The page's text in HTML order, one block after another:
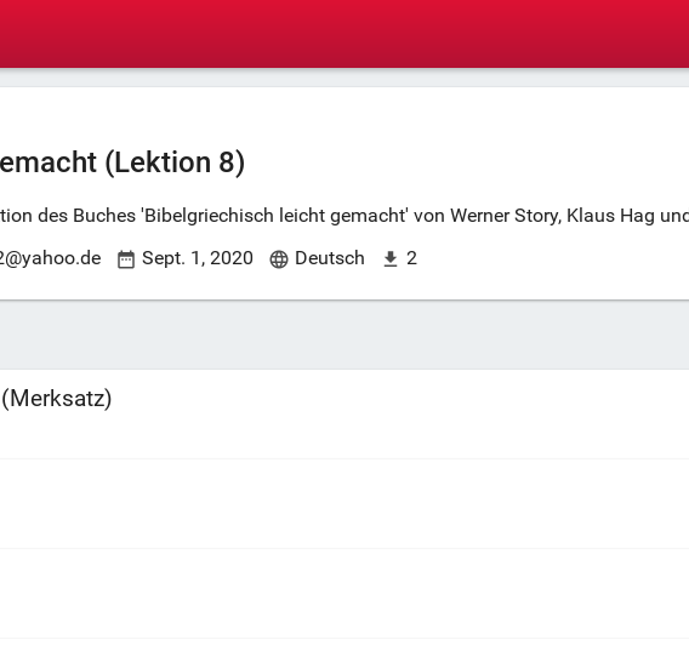
(Lektion 8)
des Buches 'Bibelgriechisch leicht gemacht' von Werner Story, Klaus Hag
Sept. 1, 2020 Deutsch 2